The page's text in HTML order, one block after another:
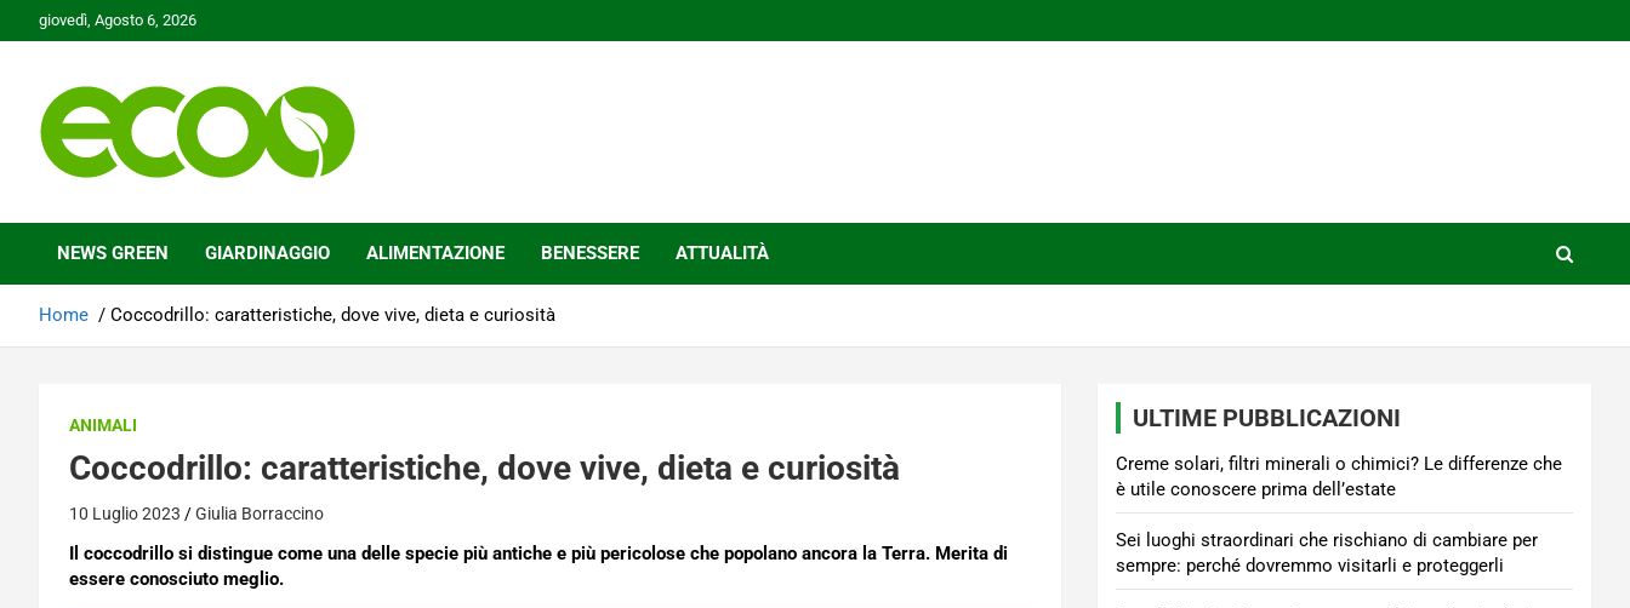
to
giovedì, Agosto 6, 2026
Ecoo.it
NEWS GREEN GIARDINAGGIO ALIMENTAZIONE BENESSERE ATTUALITÀ
Home Coccodrillo: caratteristiche, dove vive, dieta e curiosità
ANIMALI
Coccodrillo: caratteristiche, dove vive, dieta e curiosità
10 Luglio 2023 Giulia Borraccino
Il coccodrillo si distingue come una delle specie più antiche e più pericolose che popolano ancora la Terra. Merita di
essere conosciuto meglio.
ULTIME PUBBLICAZIONI
Creme solari, filtri minerali o chimici? Le differenze che
è utile conoscere prima dell’estate
Sei luoghi straordinari che rischiano di cambiare per
sempre: perché dovremmo visitarli e proteggerli